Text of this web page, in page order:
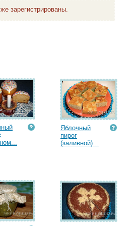
зарегистрированы.
Яблочный
пирог
(заливной)...